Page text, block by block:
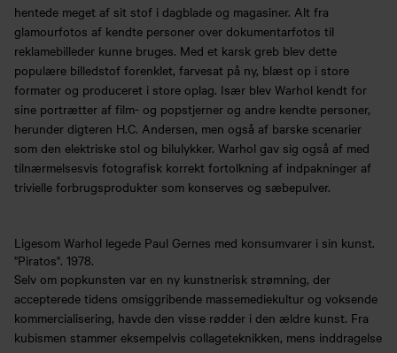
hentede meget af sit stof i dagblade og magasiner. Alt fra
glamourfotos af kendte personer over dokumentarfotos til
reklamebilleder kunne bruges. Med et karsk greb blev dette
populære billedstof forenklet, farvesat på ny, blæst op i store
formater og produceret i store oplag. Især blev Warhol kendt for
sine portrætter af film- og popstjerner og andre kendte personer,
herunder digteren H.C. Andersen, men også af barske scenarier
som den elektriske stol og bilulykker. Warhol gav sig også af med
tilnærmelsesvis fotografisk korrekt fortolkning af indpakninger af
trivielle forbrugsprodukter som konserves og sæbepulver.
Ligesom Warhol legede Paul Gernes med konsumvarer i sin kunst.
"Piratos". 1978.
Selv om popkunsten var en ny kunstnerisk strømning, der
accepterede tidens omsiggribende massemediekultur og voksende
kommercialisering, havde den visse rødder i den ældre kunst. Fra
kubismen stammer eksempelvis collageteknikken, mens inddragelse